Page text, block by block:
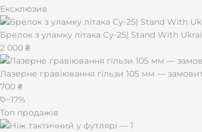
Що вигравіювати (ідеї)
Ініціали, ім’я або монограму.
Важливу дату: 10.05.2019,
Координати місця: 50.4501° N, 30.5234° E
Коротке кредо:Stay true,Завжди поруч,
Порада: лаконічний напис до
Ексклюзив
Брелок з уламку літака Су-25| Stand With
2 000 ₴
Лазерне гравіювання гільзи 105 мм —
700 ₴
−17%
Топ продажів